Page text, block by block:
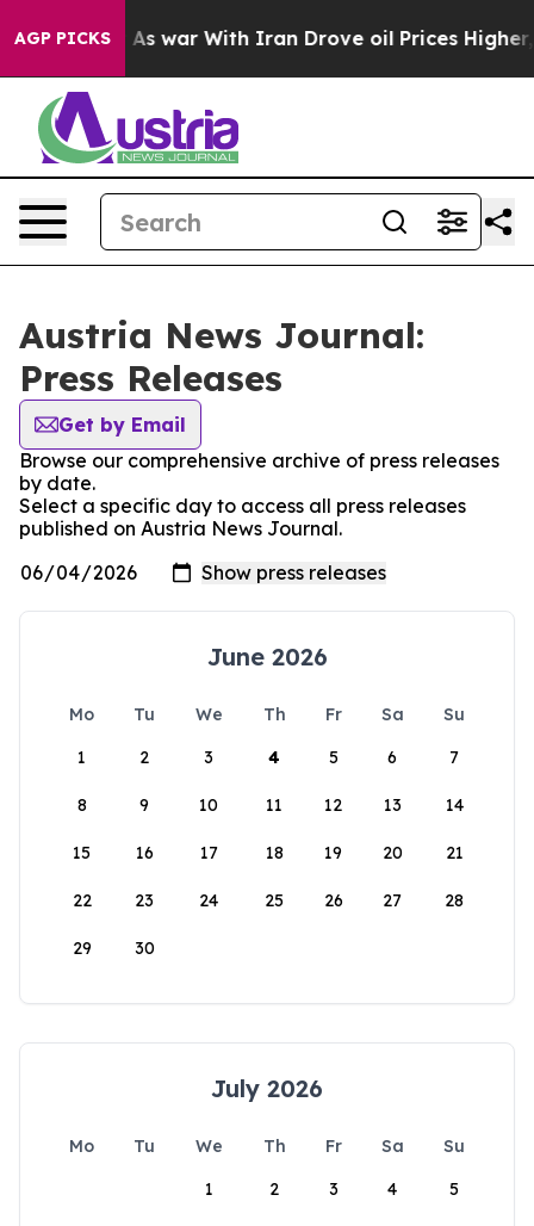
AGP PICKS
it Didn’t As war With Iran Drove oil Prices Higher,
Austria News Journal:
Press Releases
Get by Email
Browse our comprehensive archive of press releases
by date.
Select a specific day to access all press releases
published on Austria News Journal.
June 2026
Mo Tu We Th Fr Sa
Su
1
2 3 4 5 6 7
8 9 10 11 12 13 14
15 16 17 18 19 20 21
22 23 24 25 26 27 28
29 30
July 2026
Mo Tu We Th Fr Sa
Su
1
2 3 4 5